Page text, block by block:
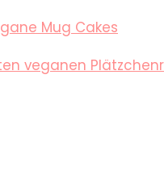
Mug Cakes
veganen